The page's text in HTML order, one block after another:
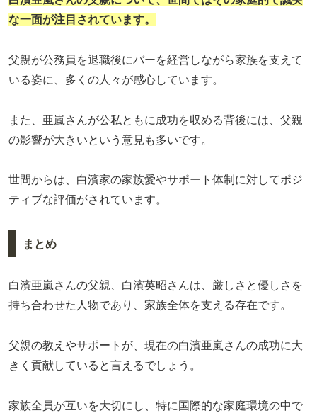
な一面が注目されています。
父親が公務員を退職後にバーを経営しながら家族を支えて
いる姿に、多くの人々が感心しています。
また、亜嵐さんが公私ともに成功を収める背後には、父親
の影響が大きいという意見も多いです。
世間からは、白濱家の家族愛やサポート体制に対してポジ
ティブな評価がされています。
まとめ
白濱亜嵐さんの父親、白濱英昭さんは、厳しさと優しさを
持ち合わせた人物であり、家族全体を支える存在です。
父親の教えやサポートが、現在の白濱亜嵐さんの成功に大
きく貢献していると言えるでしょう。
家族全員が互いを大切にし、特に国際的な家庭環境の中で